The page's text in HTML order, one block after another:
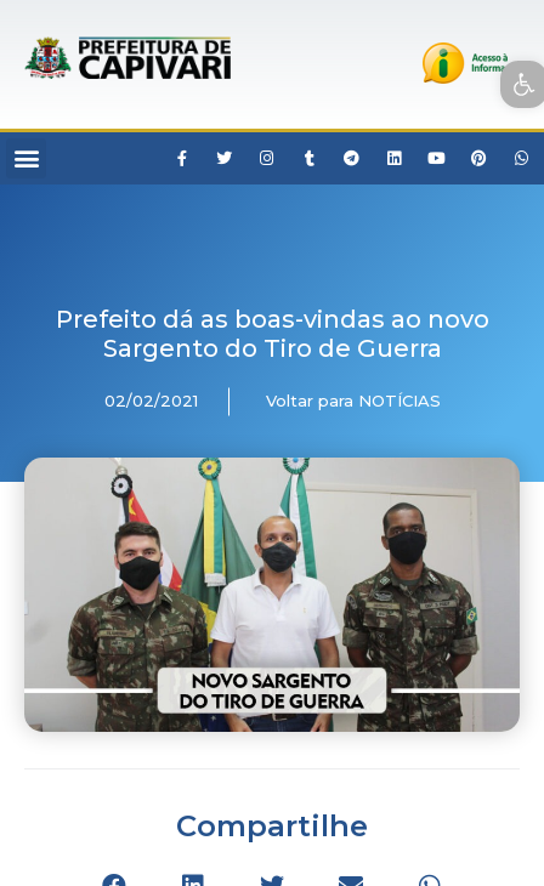
Open toolbar
Prefeito dá as boas-vindas ao novo
Sargento do Tiro de Guerra
02/02/2021 Voltar para NOTÍCIAS
Compartilhe